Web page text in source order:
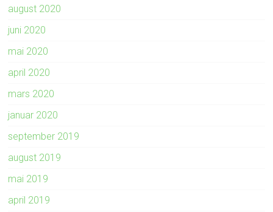
august 2020
juni 2020
mai 2020
april 2020
mars 2020
januar 2020
september 2019
august 2019
mai 2019
april 2019